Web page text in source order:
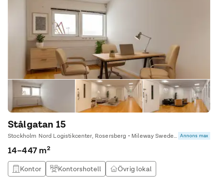
Stålgatan 15
Stockholm Nord Logistikcenter, Rosersberg • Mileway Sweden AB Annons max
14–447 m²
Kontor Kontorshotell Övrig lokal